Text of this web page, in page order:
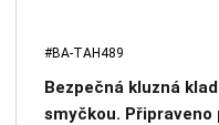
#BA-TAH489
Bezpečná kluzná
smyčkou. Připraveno